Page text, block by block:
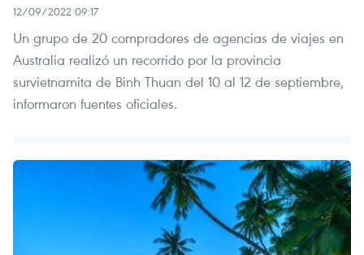
12/09/2022 09:17
Un grupo de 20 compradores de agencias de viajes en
Australia realizó un recorrido por la provincia
survietnamita de Binh Thuan del 10 al 12 de septiembre,
informaron fuentes oficiales.